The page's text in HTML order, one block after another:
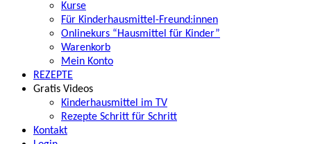
Kurse
Für Kinderhausmittel-Freund:innen
Onlinekurs “Hausmittel für Kinder”
Warenkorb
Mein Konto
REZEPTE
Gratis Videos
Kinderhausmittel im TV
Rezepte Schritt für Schritt
Kontakt